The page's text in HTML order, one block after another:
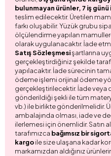
bulunmayan ürünler, 7 iş
teslim edilecektir. Üretilen
farkı oluşabilir. Yüzük grubu
ölçülendirme yapılan
olarak uygulanacaktır. İade
Satış Sözleşmesişartlarına
gerçekleştirdiğiniz şekilde
yapılacaktır. İade sürecinin
ödeme işlemi orijinal ödeme
gerçekleştirilecektir. İade veya
gönderildiği şekli ile tüm
vb.) ile birlikte gönderilmelidir.
ambalajında olması, iade ve
ilerlemesi için önemlidir. Satın
tarafımızca bağımsız bir
kargoile size ulaşana kadar
markamızdan aldığınız